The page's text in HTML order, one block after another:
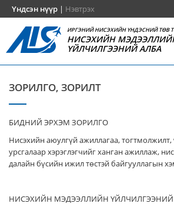
Үндсэн нүүр | Нэвтрэх
ИРГЭНИЙ НИСЭХИЙН ҮНДЭСНИЙ ТӨВ
НИСЭХИЙН
ҮЙЛЧИЛГЭЭНИЙ АЛБА
ЗОРИЛГО, ЗОРИЛТ
БИДНИЙ ЭРХЭМ ЗОРИЛГО
Нисэхийн аюулгүй ажиллагаа,
урсгалаар хэрэглэгчийг ханган ажиллаж,
далайн бүсийн ижил төстэй байгууллагын
НИСЭХИЙН МЭДЭЭЛЛИЙН ҮЙЛЧИЛГЭЭНИЙ